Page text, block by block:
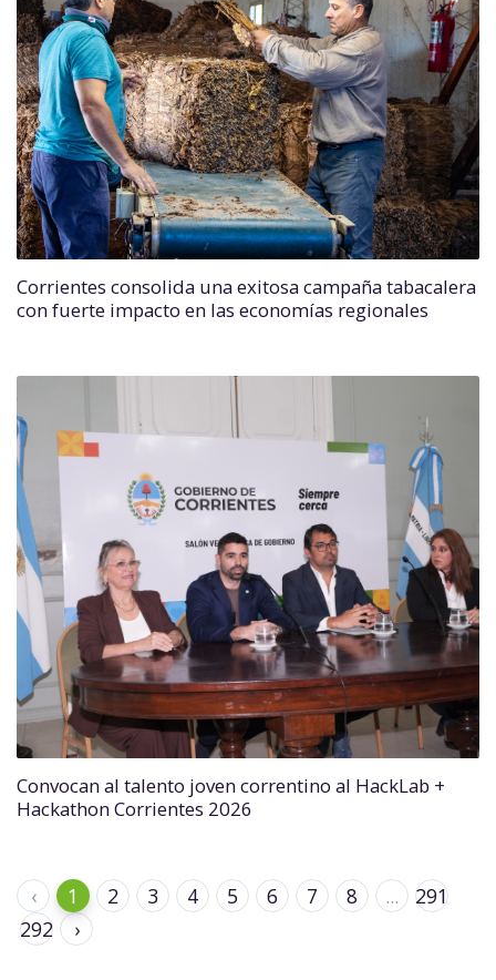
Corrientes consolida una exitosa campaña tabacalera
con fuerte impacto en las economías regionales
Convocan al talento joven correntino al HackLab +
Hackathon Corrientes 2026
‹ 1 2 3 4 5 6 7 8 ...
291
292
›